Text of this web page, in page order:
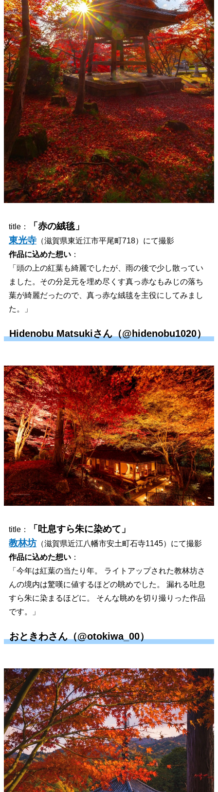
title：
「赤の絨毯」
東光寺 （滋賀県東近江市平尾町718）にて撮影
作品に込めた想い ：
「頭の上の紅葉も綺麗でしたが、雨の後で少し散ってい
ました。その分足元を埋め尽くす真っ赤なもみじの落ち
葉が綺麗だったので、真っ赤な絨毯を主役にしてみまし
た。」
Hidenobu Matsukiさん（@hidenobu1020）
title：
「吐息すら朱に染めて」
教林坊（滋賀県近江八幡市安土町石寺1145）にて撮影
作品に込めた想い ：
「今年は紅葉の当たり年。 ライトアップされた教林坊さ
んの境内は驚嘆に値するほどの眺めでした。 漏れる吐息
すら朱に染まるほどに。 そんな眺めを切り撮りった作品
です。」
おときわさん（@otokiwa_00）